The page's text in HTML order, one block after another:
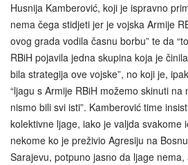
Husnija Kamberović, koji je ispravno
nema čega stidjeti jer je vojska Armije
ovog grada vodila časnu borbu” te da
RBiH pojavila jedna skupina koja je
bila strategija ove vojske”, no koji je,
“ljagu s Armije RBiH možemo skinuti
nismo bili svi isti”. Kamberović time
kolektivne ljage, iako je valjda svakome
nekome ko je preživio Agresiju na
Sarajevu, potpuno jasno da ljage